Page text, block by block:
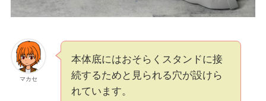
マカセ
本体底にはおそらくスタンドに接
続するためと見られる穴が設けら
れています。